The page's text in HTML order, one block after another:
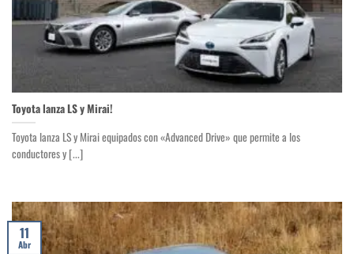
Toyota lanza LS y Mirai!
Toyota lanza LS y Mirai equipados con «Advanced Drive» que permite a los
conductores y [...]
11
Abr